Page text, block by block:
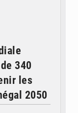
340
les
2050